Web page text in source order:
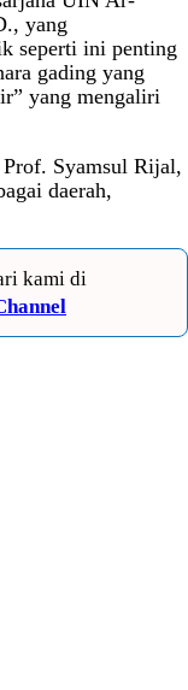
yang
seperti ini penting
gading yang
yang mengaliri
Syamsul Rijal,
daerah,
kami di